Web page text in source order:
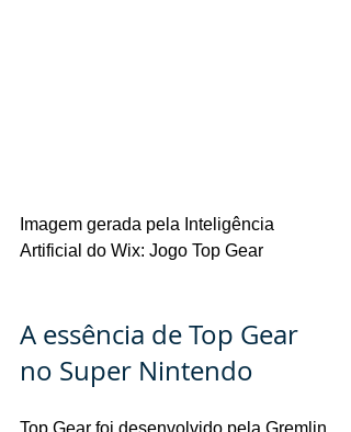
Imagem gerada pela Inteligência
Artificial do Wix: Jogo Top Gear
A essência de Top Gear
no Super Nintendo